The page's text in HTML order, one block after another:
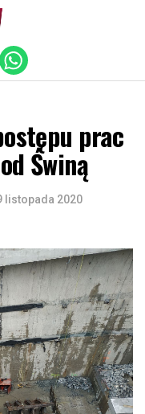
prac
Świną
listopada 2020